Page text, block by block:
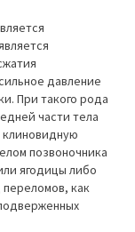
давление
При такого рода
части тела
клиновидную
позвоночника
ягодицы либо
как